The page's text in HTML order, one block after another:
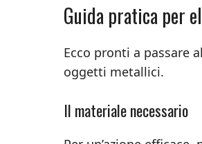
Guida pratica per
Ecco pronti a passare
oggetti metallici.
Il materiale necessario